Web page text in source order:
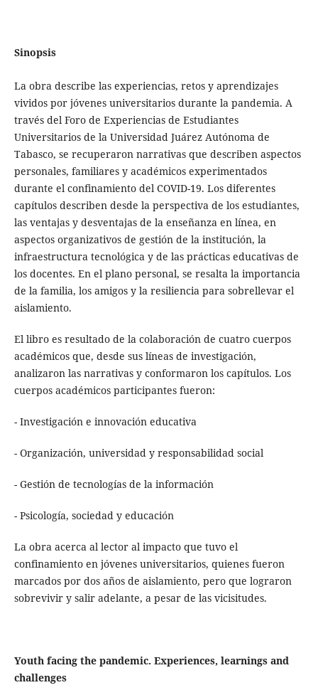
Sinopsis
La obra describe las experiencias, retos y aprendizajes
vividos por jóvenes universitarios durante la pandemia. A
través del Foro de Experiencias de Estudiantes
Universitarios de la Universidad Juárez Autónoma de
Tabasco, se recuperaron narrativas que describen aspectos
personales, familiares y académicos experimentados
durante el confinamiento del COVID-19. Los diferentes
capítulos describen desde la perspectiva de los estudiantes,
las ventajas y desventajas de la enseñanza en línea, en
aspectos organizativos de gestión de la institución, la
infraestructura tecnológica y de las prácticas educativas de
los docentes. En el plano personal, se resalta la importancia
de la familia, los amigos y la resiliencia para sobrellevar el
aislamiento.
El libro es resultado de la colaboración de cuatro cuerpos
académicos que, desde sus líneas de investigación,
analizaron las narrativas y conformaron los capítulos. Los
cuerpos académicos participantes fueron:
- Investigación e innovación educativa
- Organización, universidad y responsabilidad social
- Gestión de tecnologías de la información
- Psicología, sociedad y educación
La obra acerca al lector al impacto que tuvo el
confinamiento en jóvenes universitarios, quienes fueron
marcados por dos años de aislamiento, pero que lograron
sobrevivir y salir adelante, a pesar de las vicisitudes.
Youth facing the pandemic. Experiences, learnings and
challenges